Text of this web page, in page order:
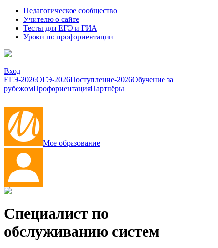
Педагогическое сообщество
Учителю о сайте
Тесты для ЕГЭ и ГИА
Уроки по профориентации
Вход
ЕГЭ-2026ОГЭ-2026Поступление-2026Обучение за
рубежомПрофориентацияПартнёры
Мое образование
Специалист по
обслуживанию систем